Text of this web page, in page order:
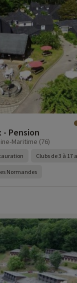
- Pension
Maritime (76)
Clubs de 3 à 17
Normandes